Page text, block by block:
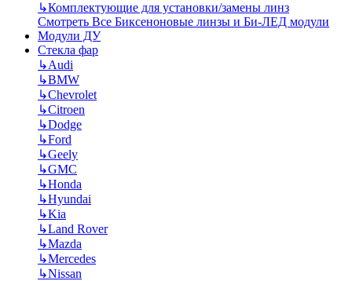
↳Комплектующие для установки/замены линз
Смотреть Все Биксеноновые линзы и Би-ЛЕД модули
Модули ДУ
Стекла фар
↳Audi
↳BMW
↳Chevrolet
↳Citroen
↳Dodge
↳Ford
↳Geely
↳GMC
↳Honda
↳Hyundai
↳Kia
↳Land Rover
↳Mazda
↳Mercedes
↳Nissan